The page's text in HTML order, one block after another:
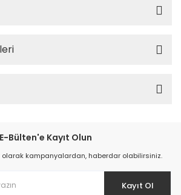
E-Bülten'e Kayıt Olun
olarak kampanyalardan, haberdar olabilirsiniz.
Kayıt Ol